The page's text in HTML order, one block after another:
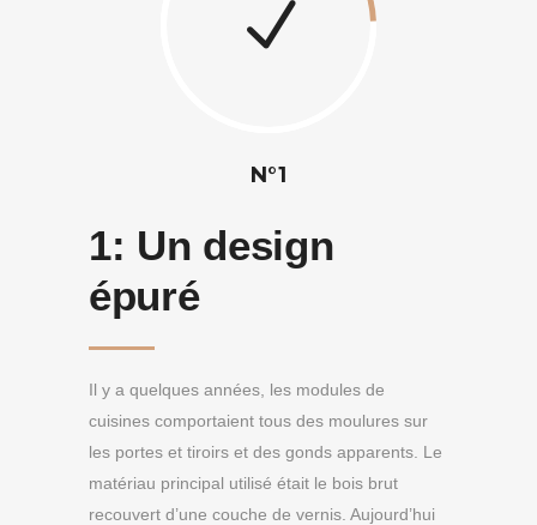
N°1
1: Un design
épuré
Il y a quelques années, les modules de
cuisines comportaient tous des moulures sur
les portes et tiroirs et des gonds apparents. Le
matériau principal utilisé était le bois brut
recouvert d’une couche de vernis. Aujourd’hui